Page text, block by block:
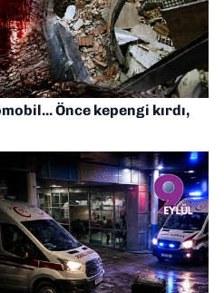
Önce kepengi kırdı,